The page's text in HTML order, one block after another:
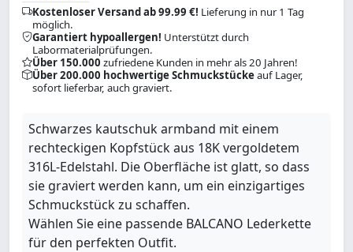
Kostenloser Versand ab 99.99 €! Lieferung in nur 1 Tag
möglich.
Garantiert hypoallergen! Unterstützt durch
Labormaterialprüfungen.
Über 150.000 zufriedene Kunden in mehr als 20 Jahren!
Über 200.000 hochwertige Schmuckstückeauf Lager,
sofort lieferbar, auch graviert.
Schwarzes kautschuk armband mit einem
rechteckigen Kopfstück aus 18K vergoldetem
316L-Edelstahl. Die Oberfläche ist glatt, so dass
sie graviert werden kann, um ein einzigartiges
Schmuckstück zu schaffen.
Wählen Sie eine passende BALCANO Lederkette
für den perfekten Outfit.